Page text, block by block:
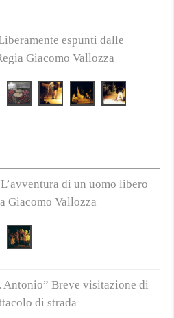
espunti dalle
Giacomo Vallozza
di un uomo libero
Giacomo Vallozza
Antonio” Breve visitazione di
di strada